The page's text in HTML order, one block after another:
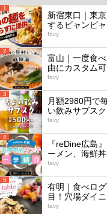
1
新宿東口｜東
するビャンビ
favy
2
富山｜一度食
由にカスタム可
favy
3
月額2980円で
い飲みサブス
favy
4
『reDine広島
ーメン、海鮮
favy
5
有明｜食べロ
目！穴場ダイ
favy